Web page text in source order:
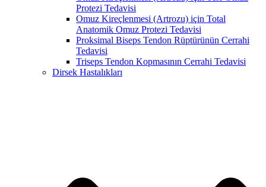
Protezi Tedavisi
Omuz Kireçlenmesi (Artrozu) için Total
Anatomik Omuz Protezi Tedavisi
Proksimal Biseps Tendon Rüptürünün Cerrahi
Tedavisi
Triseps Tendon Kopmasının Cerrahi Tedavisi
Dirsek Hastalıkları